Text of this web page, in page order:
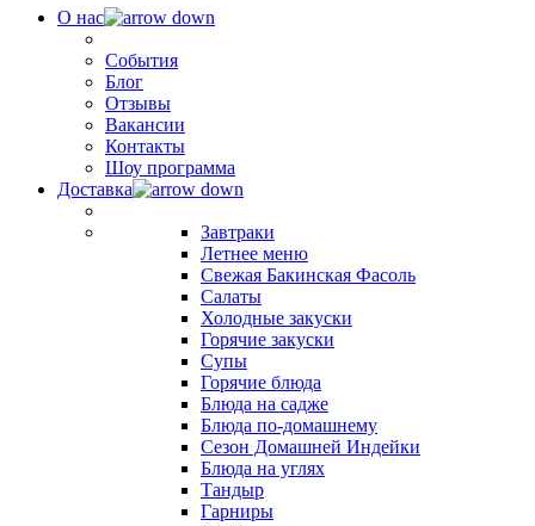
О нас
События
Блог
Отзывы
Вакансии
Контакты
Шоу программа
Доставка
Завтраки
Летнее меню
Свежая Бакинская Фасоль
Салаты
Холодные закуски
Горячие закуски
Супы
Горячие блюда
Блюда на садже
Блюда по-домашнему
Сезон Домашней Индейки
Блюда на углях
Тандыр
Гарниры